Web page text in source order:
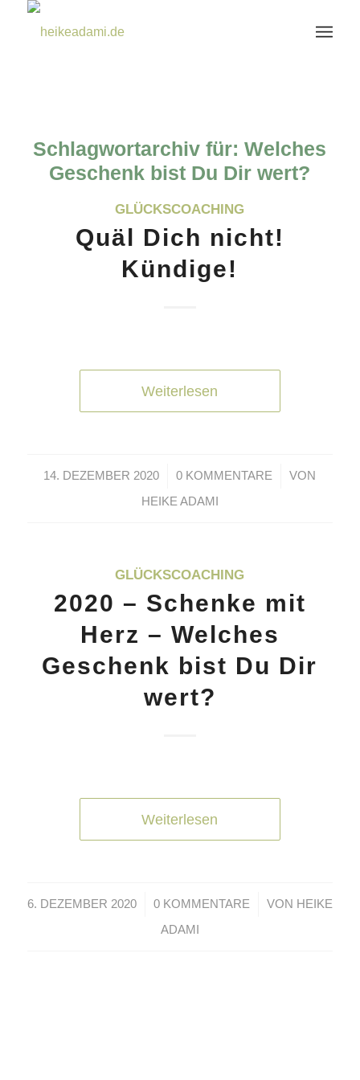
Schlagwortarchiv für:Welches
Geschenk bist Du Dir wert?
GLÜCKSCOACHING
Quäl Dich nicht!
Kündige!
Weiterlesen
14. DEZEMBER 2020
/ 0 KOMMENTARE
/
VON
HEIKE ADAMI
GLÜCKSCOACHING
2020 – Schenke mit
Herz – Welches
Geschenk bist Du Dir
wert?
Weiterlesen
6. DEZEMBER 2020
/ 0 KOMMENTARE
/ VON HEIKE
ADAMI